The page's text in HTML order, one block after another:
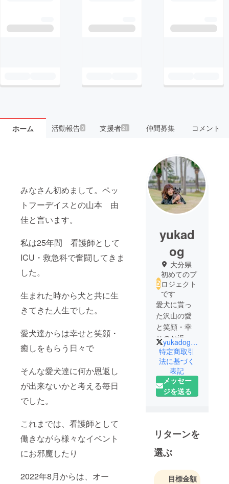
ホーム 活動報告3 支援者21 仲間募集 コメント
みなさん初めまして。ペッ
トフーデイスとの山本 由
佳と言います。
私は25年間 看護師として
ICU・救急科で奮闘してきま
した。
生まれた時から犬と共に生
きてきた人生でした。
愛犬達からは幸せと笑顔・
癒しをもらう日々で
そんな愛犬達に何か恩返し
が出来ないかと考える毎日
でした。
これまでは、看護師として
働きながら様々なイベント
にお邪魔したり
2022年8月からは、オー
yukad
og
大分県
初めてのプ
ロジェクト
です
愛犬に貰っ
た沢山の愛
と笑顔・幸
せのお返し
をする為に
自分のでき
る事からス
タートしま
した。マル
らの出店費
を大分動物
愛護セン
してもらう
yukadog119
特定商取引
法に基づく
表記
メッセー
ジを送る
リターンを
選ぶ
目標金額